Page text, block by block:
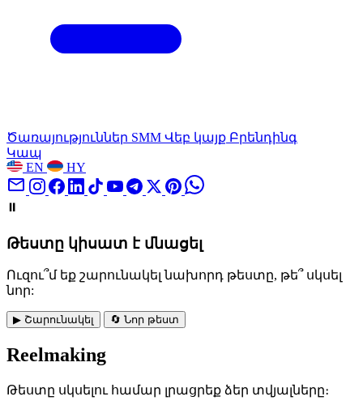
Ծառայություններ SMM Վեբ կայք Բրենդինգ
Կապ
EN
HY
⏸️
Թեստը կիսատ է մնացել
Ուզու՞մ եք շարունակել նախորդ թեստը, թե՞ սկսել
նոր:
▶ Շարունակել 🔄 Նոր թեստ
Reelmaking
Թեստը սկսելու համար լրացրեք ձեր տվյալները։